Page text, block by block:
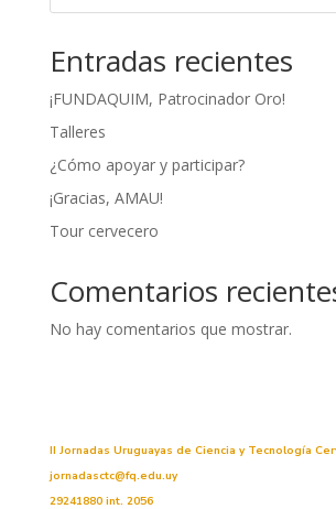
Entradas recientes
¡FUNDAQUIM, Patrocinador Oro!
Talleres
¿Cómo apoyar y participar?
¡Gracias, AMAU!
Tour cervecero
Comentarios
No hay comentarios que mostrar.
II Jornadas Uruguayas de Ciencia y Tecnología
jornadasctc@fq.edu.uy
29241880 int. 2056